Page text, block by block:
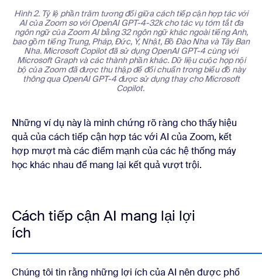
Hình 2. Tỷ lệ phần trăm tương đối giữa cách tiếp cận hợp tác với
AI của Zoom so với OpenAI GPT-4-32k cho tác vụ tóm tắt đa
ngôn ngữ của Zoom AI bằng 32 ngôn ngữ khác ngoài tiếng Anh,
bao gồm tiếng Trung, Pháp, Đức, Ý, Nhật, Bồ Đào Nha và Tây Ban
Nha. Microsoft Copilot đã sử dụng OpenAI GPT-4 cùng với
Microsoft Graph và các thành phần khác. Dữ liệu cuộc họp nội
bộ của Zoom đã được thu thập để đối chuẩn trong biểu đồ này
thông qua OpenAI GPT-4 được sử dụng thay cho Microsoft
Copilot.
Những ví dụ này là minh chứng rõ ràng cho thấy hiệu
quả của cách tiếp cận hợp tác với AI của Zoom, kết
hợp mượt mà các điểm mạnh của các hệ thống máy
học khác nhau để mang lại kết quả vượt trội.
Cách tiếp cận AI mang lại lợi
ích
Chúng tôi tin rằng những lợi ích của AI nên được phổ